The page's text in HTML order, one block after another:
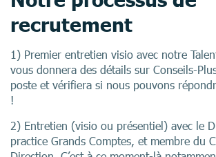
recrutement
1️) Premier entretien visio avec notre
vous donnera des détails sur Conseils-
poste et vérifiera si nous pouvons
!
2) Entretien (visio ou présentiel) avec le
practice Grands Comptes, et membre du